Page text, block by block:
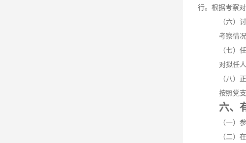
行。根据考察
（六）
考察情
（七）
对拟任
（八）
按照党
六、
（一）
（二）